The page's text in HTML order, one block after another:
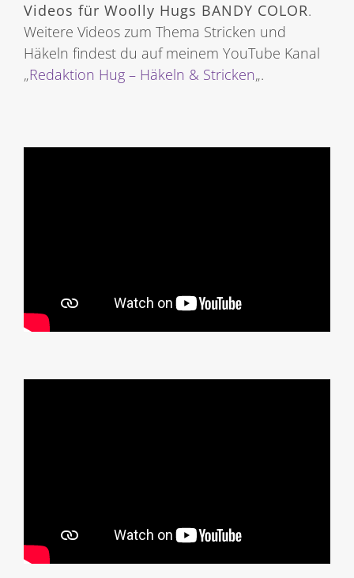
Videos für Woolly Hugs BANDY COLOR.
Weitere Videos zum Thema Stricken und
Häkeln findest du auf meinem YouTube Kanal
„Redaktion Hug – Häkeln & Stricken„.